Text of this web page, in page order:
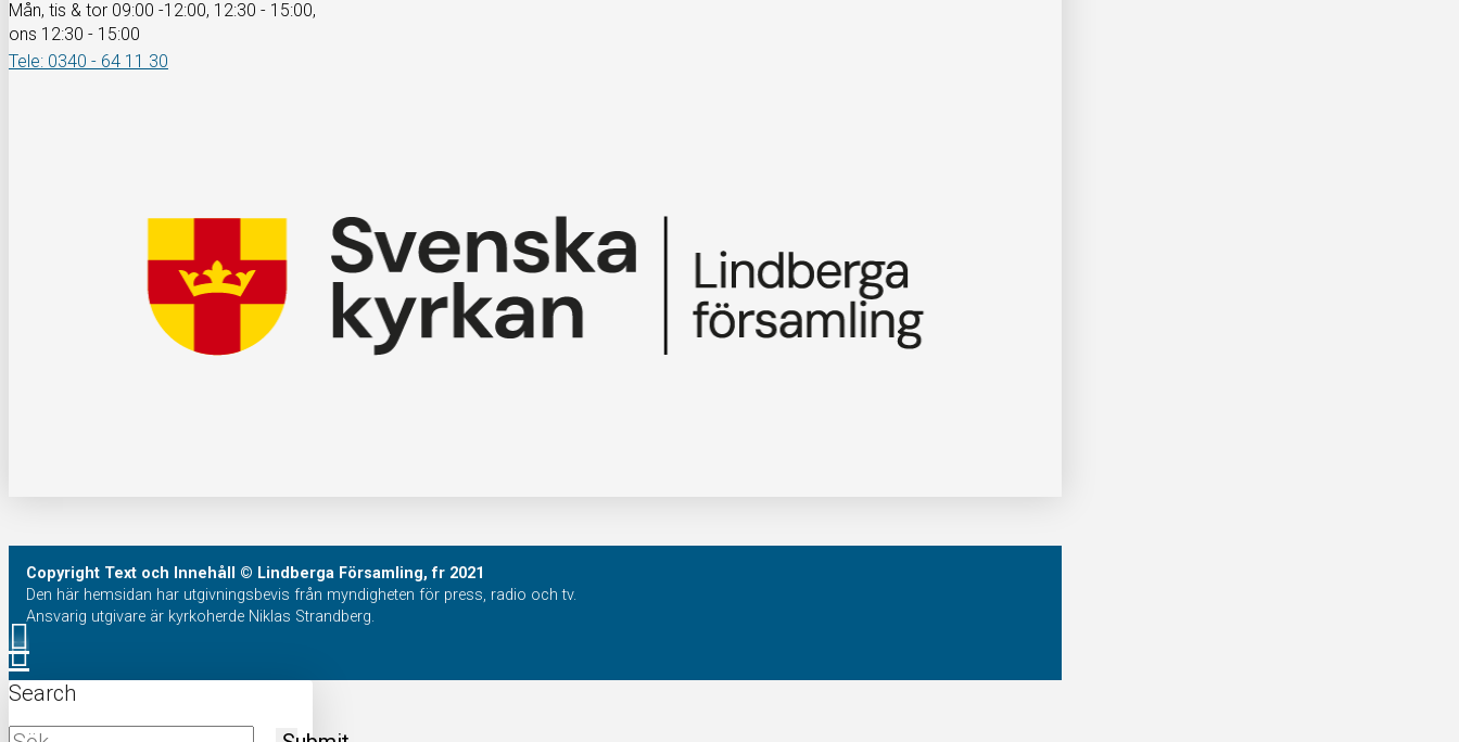
Mån, tis & tor 09:00 -12:00, 12:30 - 15:00,
ons 12:30 - 15:00
Tele: 0340 - 64 11 30
Copyright Text och Innehåll
© Lindberga Församling, fr 2021
Den här hemsidan har utgivningsbevis från myndigheten för press, radio och tv.
Ansvarig utgivare är kyrkoherde Niklas Strandberg.
Search